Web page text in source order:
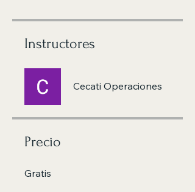
Instructores
Cecati Operaciones
Precio
Gratis